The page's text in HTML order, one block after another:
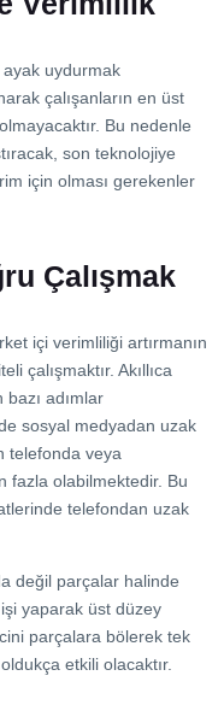
uydurmak
çalışanların en üst
Bu nedenle
son teknolojiye
için olması gerekenler
Çalışmak
içi verimliliği artırmanın
çalışmaktır. Akıllıca
adımlar
sosyal medyadan uzak
telefonda veya
fazla olabilmektedir. Bu
telefondan uzak
değil parçalar halinde
yaparak üst düzey
parçalara bölerek tek
etkili olacaktır.